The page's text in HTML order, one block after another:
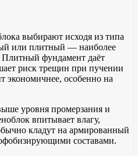
выбирают исходя из типа
или плитный — наиболее
Плитный фундамент даёт
риск трещин при пучении
экономичнее, особенно на
уровня промерзания и
впитывает влагу,
кладут на армированный
составами.